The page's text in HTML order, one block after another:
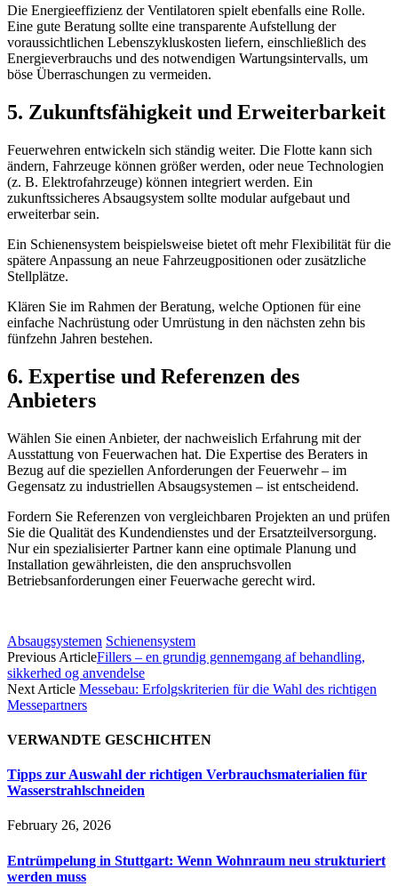
Die Energieeffizienz der Ventilatoren spielt ebenfalls eine Rolle.
Eine gute Beratung sollte eine transparente Aufstellung der
voraussichtlichen Lebenszykluskosten liefern, einschließlich des
Energieverbrauchs und des notwendigen Wartungsintervalls, um
böse Überraschungen zu vermeiden.
5. Zukunftsfähigkeit und Erweiterbarkeit
Feuerwehren entwickeln sich ständig weiter. Die Flotte kann sich
ändern, Fahrzeuge können größer werden, oder neue Technologien
(z. B. Elektrofahrzeuge) können integriert werden. Ein
zukunftssicheres Absaugsystem sollte modular aufgebaut und
erweiterbar sein.
Ein Schienensystem beispielsweise bietet oft mehr Flexibilität für die
spätere Anpassung an neue Fahrzeugpositionen oder zusätzliche
Stellplätze.
Klären Sie im Rahmen der Beratung, welche Optionen für eine
einfache Nachrüstung oder Umrüstung in den nächsten zehn bis
fünfzehn Jahren bestehen.
6. Expertise und Referenzen des
Anbieters
Wählen Sie einen Anbieter, der nachweislich Erfahrung mit der
Ausstattung von Feuerwachen hat. Die Expertise des Beraters in
Bezug auf die speziellen Anforderungen der Feuerwehr – im
Gegensatz zu industriellen Absaugsystemen – ist entscheidend.
Fordern Sie Referenzen von vergleichbaren Projekten an und prüfen
Sie die Qualität des Kundendienstes und der Ersatzteilversorgung.
Nur ein spezialisierter Partner kann eine optimale Planung und
Installation gewährleisten, die den anspruchsvollen
Betriebsanforderungen einer Feuerwache gerecht wird.
Absaugsystemen Schienensystem
Previous ArticleFillers – en grundig gennemgang af behandling,
sikkerhed og anvendelse
Next Article Messebau: Erfolgskriterien für die Wahl des richtigen
Messepartners
VERWANDTE GESCHICHTEN
Tipps zur Auswahl der richtigen Verbrauchsmaterialien für
Wasserstrahlschneiden
February 26, 2026
Entrümpelung in Stuttgart: Wenn Wohnraum neu strukturiert
werden muss